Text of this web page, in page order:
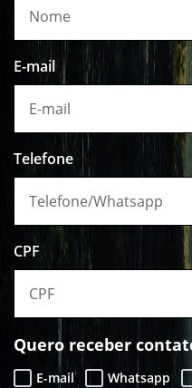
E-mail
Telefone
CPF
Quero receber
E-mail Whatsapp